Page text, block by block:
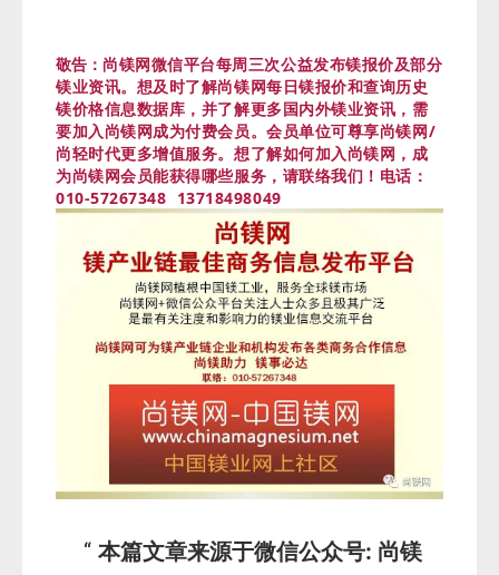
敬告： 尚镁网微信平台每周三次公益发布镁报价及部分
镁业资讯。想及时了解尚镁网每日镁报价和查询历史
镁价格信息数据库，并了解更多国内外镁业资讯，需
要加入尚镁网成为付费会员。会员单位可尊享尚镁网/
尚轻时代更多增值服务。 想了解如何加入尚镁网，成
为尚镁网会员能获得哪些服务，请联络我们！ 电话：
010-57267348 13718498049
本篇文章来源于微信公众号: 尚镁